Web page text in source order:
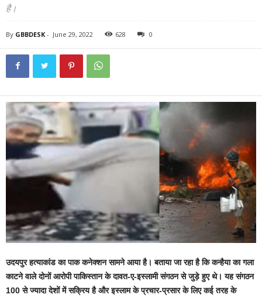
है।
By GBBDESK - June 29, 2022 628 0
उदयपुर हत्याकांड का पाक कनेक्शन सामने आया है। बताया जा रहा है कि कन्हैया का गला
काटने वाले दोनों आरोपी पाकिस्तान के दावत-ए-इस्लामी संगठन से जुड़े हुए थे। यह संगठन
100 से ज्यादा देशों में सक्रिय है और इस्लाम के प्रचार-प्रसार के लिए कई तरह के